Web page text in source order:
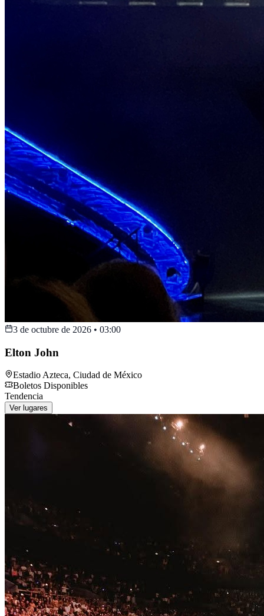
3 de octubre de 2026 • 03:00
Elton John
Estadio Azteca, Ciudad de México
Boletos Disponibles
Tendencia
Ver lugares